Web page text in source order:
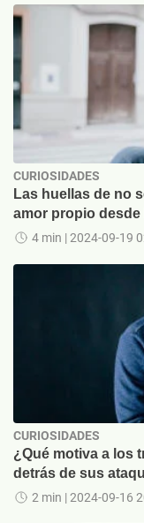
CURIOSIDADES
Las huellas de no
amor propio desde
4 min | 2024-09-19
CURIOSIDADES
¿Qué motiva a los
detrás de sus
2 min | 2024-09-16